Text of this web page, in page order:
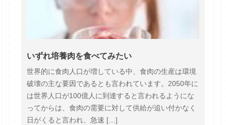
いずれ培養肉を食べてみたい
世界的に食肉人口が増している中、食肉の生産は環境
破壊の主な要因であるとも言われています。2050年に
は世界人口が100億人に到達すると言われるようにな
ってからは、食肉の需要に対して供給が追い付かなく
日がくると言われ、急速 […]